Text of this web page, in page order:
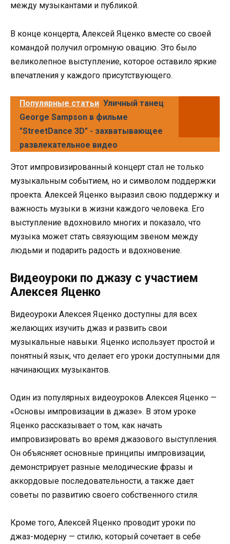
между музыкантами и публикой.
В конце концерта, Алексей Яценко вместе со своей
командой получил огромную овацию. Это было
великолепное выступление, которое оставило яркие
впечатления у каждого присутствующего.
Популярные статьи Уличный танец
George Sampson в фильме
"StreetDance 3D" - захватывающее
развлекательное видео
Этот импровизированный концерт стал не только
музыкальным событием, но и символом поддержки
проекта. Алексей Яценко выразил свою поддержку и
важность музыки в жизни каждого человека. Его
выступление вдохновило многих и показало, что
музыка может стать связующим звеном между
людьми и подарить радость и вдохновение.
Видеоуроки по джазу с участием
Алексея Яценко
Видеоуроки Алексея Яценко доступны для всех
желающих изучить джаз и развить свои
музыкальные навыки. Яценко использует простой и
понятный язык, что делает его уроки доступными для
начинающих музыкантов.
Один из популярных видеоуроков Алексея Яценко —
«Основы импровизации в джазе». В этом уроке
Яценко рассказывает о том, как начать
импровизировать во время джазового выступления.
Он объясняет основные принципы импровизации,
демонстрирует разные мелодические фразы и
аккордовые последовательности, а также дает
советы по развитию своего собственного стиля.
Кроме того, Алексей Яценко проводит уроки по
джаз-модерну — стилю, который сочетает в себе